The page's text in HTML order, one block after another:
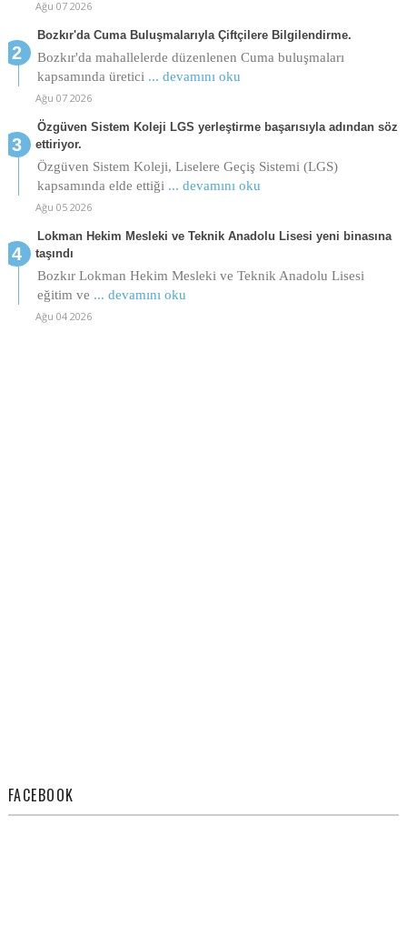
Ağu 07 2026
Bozkır'da Cuma Buluşmalarıyla Çiftçilere Bilgilendirme.
Bozkır'da mahallelerde düzenlenen Cuma buluşmaları
kapsamında üretici ... devamını oku
Ağu 07 2026
Özgüven Sistem Koleji LGS yerleştirme başarısıyla adından söz
ettiriyor.
Özgüven Sistem Koleji, Liselere Geçiş Sistemi (LGS)
kapsamında elde ettiği ... devamını oku
Ağu 05 2026
Lokman Hekim Mesleki ve Teknik Anadolu Lisesi yeni binasına
taşındı
Bozkır Lokman Hekim Mesleki ve Teknik Anadolu Lisesi
eğitim ve ... devamını oku
Ağu 04 2026
FACEBOOK